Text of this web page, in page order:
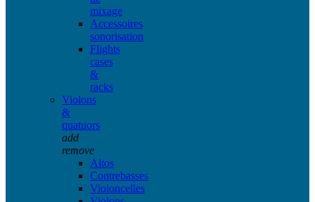
mixage
Accessoires
sonorisation
Flights
cases
&
racks
Violons
&
quatuors
add
remove
Altos
Contrebasses
Violoncelles